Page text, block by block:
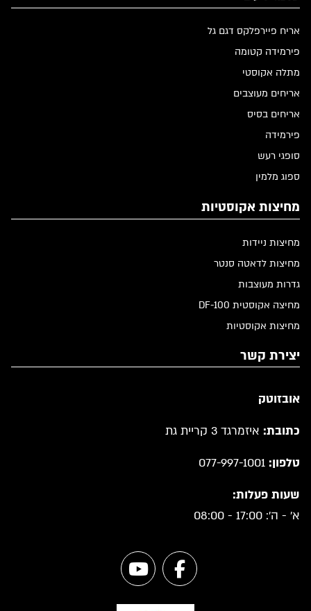
אריח פיירפלקס דגם גל
פירמידה קטומה
מתלה אקוסטי
אריחים מעוצבים
אריחים בסיס
פירמידה
סופגי רעש
ספוג מלמין
מחיצות אקוסטיות
מחיצות ניידות
מחיצות לדאטה סנטר
גדרות מעוצבות
מחיצה אקוסטית DF-100
מחיצות אקוסטיות
יצירת קשר
אובזוטק
כתובת: איזמרגד 3 קריית גת
טלפון: 077-997-1001
שעות פעלות:
א' - ה': 17:00 - 08:00